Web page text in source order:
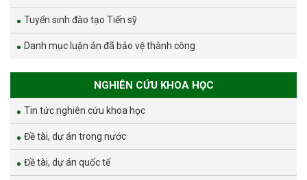
Tuyển sinh đào tạo Tiến sỹ
Danh mục luận án đã bảo vệ thành công
NGHIÊN CỨU KHOA HỌC
Tin tức nghiên cứu khoa học
Đề tài, dự án trong nước
Đề tài, dự án quốc tế